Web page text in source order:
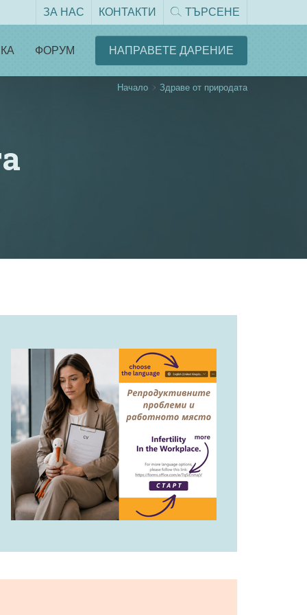
ЗА НАС КОНТАКТИ ТЪРСЕНЕ
ФОРУМ НАПРАВЕТЕ ДАРЕНИЕ
Начало Здраве от природата